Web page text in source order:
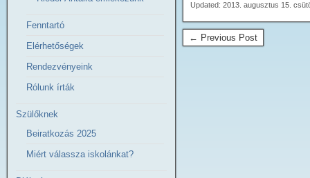
Updated: 2013. augusztus 15.
← Previous Post
Fenntartó
Elérhetőségek
Rendezvényeink
Rólunk írták
Szülőknek
Beiratkozás 2025
Miért válassza iskolánkat?